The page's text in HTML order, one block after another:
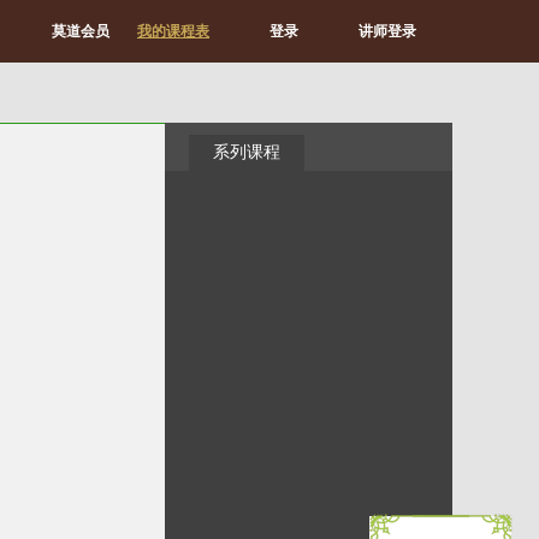
登录 讲师登录
莫道会员 我的课程表
系列课程